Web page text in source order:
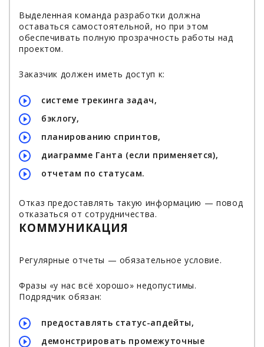
Выделенная команда разработки должна
оставаться самостоятельной, но при этом
обеспечивать полную прозрачность работы над
проектом.
Заказчик должен иметь доступ к:
системе трекинга задач,
бэклогу,
планированию спринтов,
диаграмме Ганта (если применяется),
отчетам по статусам.
Отказ предоставлять такую информацию — повод
отказаться от сотрудничества.
КОММУНИКАЦИЯ
Регулярные отчеты — обязательное условие.
Фразы «у нас всё хорошо» недопустимы.
Подрядчик обязан:
предоставлять статус-апдейты,
демонстрировать промежуточные